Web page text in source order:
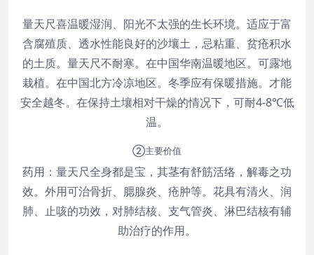
量天尺喜温暖湿润、阳光不太强的生长环境。适应于富
含腐殖质、透水性能良好的沙壤土，忌粘重、贫疮积水
的土质。量天尺不耐寒。在中国华南温暖地区。可露地
栽植。在中国北方冷凉地区。冬季应有保暖措施。才能
安全越冬。在保持土壤相对干燥的情况下，可耐4-8℃低
温。
②主要价值
药用：量天尺全身都是宝，其茎有舒筋活络，解毒之功
效。外用可治骨折、腮腺炎、疮肿等。花具有清火、润
肺、止咳的功效，对肺结核、支气管炎、淋巴结核有辅
助治疗的作用。